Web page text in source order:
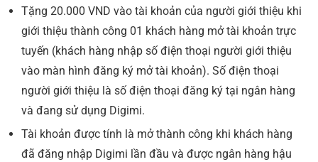
Tặng 20.000 VND vào tài khoản của người giới thiệu khi
giới thiệu thành công 01 khách hàng mở tài khoản trực
tuyến (khách hàng nhập số điện thoại người giới thiệu
vào màn hình đăng ký mở tài khoản). Số điện thoại
người giới thiệu là số điện thoại đăng ký tại ngân hàng
và đang sử dụng Digimi.
Tài khoản được tính là mở thành công khi khách hàng
đã đăng nhập Digimi lần đầu và được ngân hàng hậu